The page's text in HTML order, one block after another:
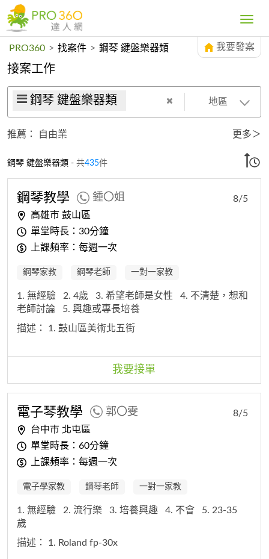
Toggle
PRO360 > 找案件 > 鋼琴 鍵盤樂器類 我要發案
接案工作
鋼琴 鍵盤樂器類 地區
推薦： 自由業 更多＞
鋼琴 鍵盤樂器類 - 共435件
鋼琴教學 鍾〇姐
高雄市 鼓山區
單堂時長：30分鐘
上課頻率：每週一次
8/5
鋼琴家教 鋼琴老師 一對一家教
1. 無經驗 2. 4歲 3. 希望老師是女性
4. 不清楚，想和
老師討論
5. 興趣或專長培養
描述： 1. 鼓山區美術北五街
我要接單
電子琴教學 郭〇雯
台中市 北屯區
單堂時長：60分鐘
上課頻率：每週一次
8/5
電子學家教 鋼琴老師 一對一家教
1. 無經驗 2. 流行樂 3. 培養興趣 4. 不會
5. 23-35
歲
描述： 1. Roland fp-30x